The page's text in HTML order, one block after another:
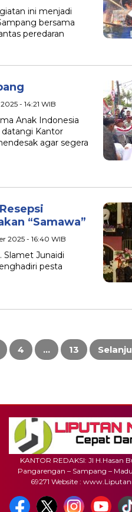
ini menjadi
bersama
peredaran
- 14:21 WIB
Anak Indonesia
datangi Kantor
agar segera
“Samawa”
2025 - 16:40 WIB
Slamet Junaidi
pesta
4 … 13
KANTOR REDAKSI: Jl H.Hasan
Pangarengan – Sampang –
69271 Website :